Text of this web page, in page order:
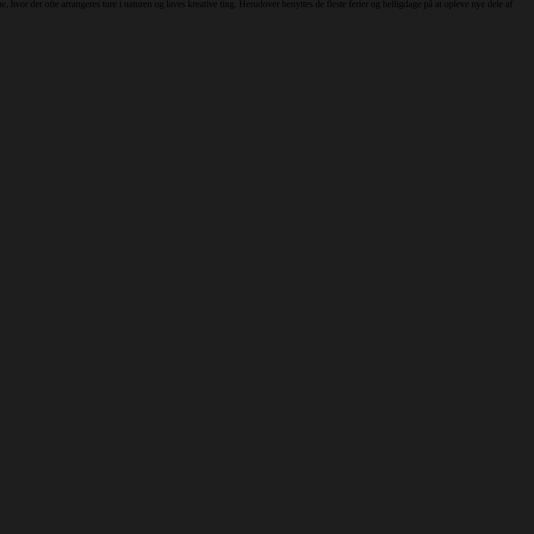
hvor der ofte arrangeres ture i naturen og laves kreative ting. Herudover benyttes de fleste ferier og helligdage på at opleve nye dele af